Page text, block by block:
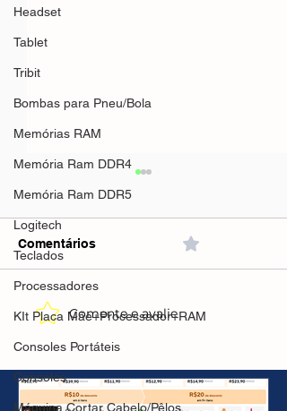
Headset
Tablet
Tribit
Bombas para Pneu/Bola
Memórias RAM
Memória Ram DDR4
Memória Ram DDR5
Logitech
Teclados
Processadores
KIt Placa Mãe+Processador+RAM
Consoles Portáteis
Consoles
Máquina Cortar Cabelo/Pêlos
TV Box V11 Conversor
Vitalício Android 11
Wifi(AliExpress)R$258,89
🇧🇷Produto no Brasil
Comentários
Comente e avalie